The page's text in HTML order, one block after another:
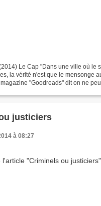
Le Cap "Dans une ville où le
la vérité n'est que le mensonge
"Goodreads" dit on ne
justiciers
à 08:27